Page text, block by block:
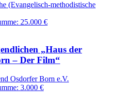
(Evangelisch-methodistische
25.000 €
„Haus der
– Der Film“
Osdorfer Born e.V.
3.000 €